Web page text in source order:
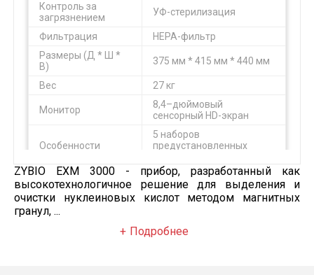
Контроль за
загрязнением
УФ-стерилизация
Фильтрация
HEPA-фильтр
Размеры (Д * Ш *
В)
375 мм * 415 мм * 440 мм
Вес 27 кг
Монитор
8,4–дюймовый
сенсорный HD-экран
Особенности
5 наборов
предустановленных
ZYBIO EXM 3000 - прибор, разработанный как
высокотехнологичное решение для выделения и
очистки нуклеиновых кислот методом магнитных
гранул, ...
Подробнее